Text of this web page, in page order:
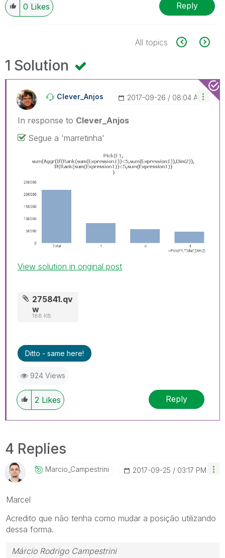
0 Likes Reply
All topics
1 Solution
Clever_Anjos ‎2017-09-26 08:04 AM
In response to Clever_Anjos
Segue a 'marretinha'
View solution in original post
275841.qv
w
188 KB
Ditto - same here!
924 Views
2 Likes Reply
4 Replies
Marcio_CampestrIni ‎2017-09-25 03:17 PM
Marcel
Acredito que não tenha como mudar a posição utilizando
dessa forma.
Márcio Rodrigo Campestrini